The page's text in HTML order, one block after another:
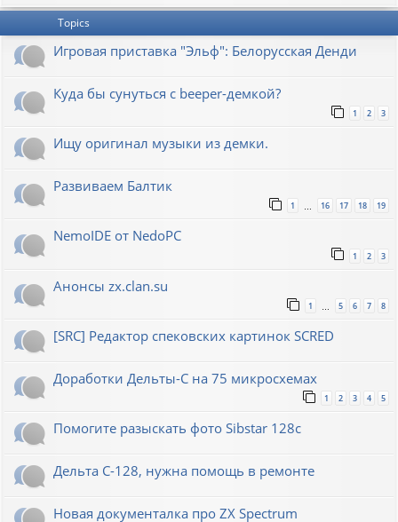
Topics
Игровая приставка "Эльф": Белорусская Денди
Куда бы сунуться с beeper-демкой?
1 2 3
Ищу оригинал музыки из демки.
Развиваем Балтик
1 … 16 17 18 19
NemoIDE от NedoPC
1 2 3
Анонсы zx.clan.su
1 5 6 7 8
[SRC] Редактор спековских картинок SCRED
Доработки Дельты-С на 75 микросхемах
1 2 3 4 5
Помогите разыскать фото Sibstar 128с
Дельта С-128, нужна помощь в ремонте
Новая документалка про ZX Spectrum